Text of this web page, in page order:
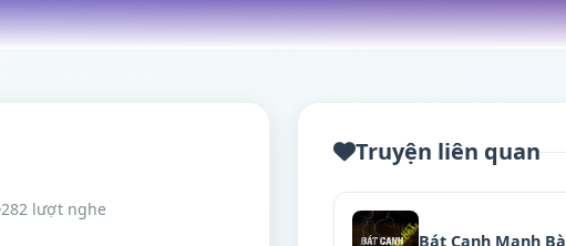
282 lượt nghe
Truyện liên quan
Bát Canh Mạnh Bà